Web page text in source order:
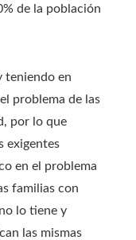
de la población
teniendo en
problema de las
por lo que
exigentes
en el problema
familias con
lo tiene y
las mismas